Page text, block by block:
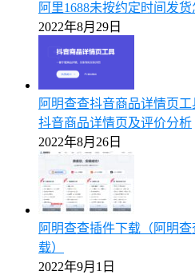
阿里1688未按约定时间发货
2022年8月29日
阿明查查抖音商品详情页
抖音商品详情页及评价分析
2022年8月26日
阿明查查插件下载（阿明
载）
2022年9月1日